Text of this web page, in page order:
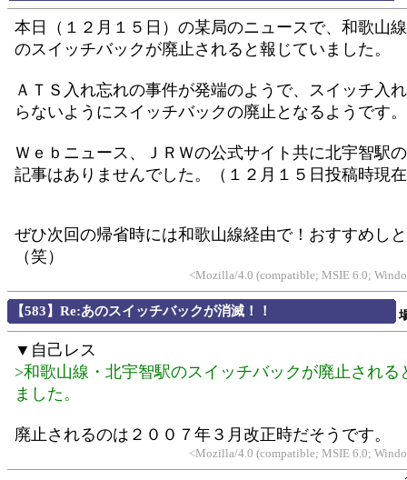
本日（１２月１５日）の某局のニュースで、和歌山
のスイッチバックが廃止されると報じていました。
ＡＴＳ入れ忘れの事件が発端のようで、スイッチ入
らないようにスイッチバックの廃止となるようです。
Ｗｅｂニュース、ＪＲＷの公式サイト共に北宇智駅
記事はありませんでした。（１２月１５日投稿時現
ぜひ次回の帰省時には和歌山線経由で！おすすめし
（笑）
<Mozilla/4.0 (compatible; MSIE 6.0;
【583】Re:あのスイッチバックが消滅！！
▼自己レス
>和歌山線・北宇智駅のスイッチバックが廃止される
ました。
廃止されるのは２００７年３月改正時だそうです。
<Mozilla/4.0 (compatible; MSIE 6.0;